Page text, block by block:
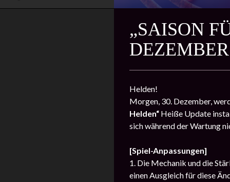
„SAISON
EZEMBER!
Helden!
Morgen, 30. Dezember,
Helden“ Heiße Update
sich während der Wartung
[Spiel-Anpassungen]
1. Die Mechanik und die
einen Ausgleich für diese